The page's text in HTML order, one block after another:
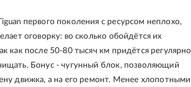
первого поколения с ресурсом неплохо,
оговорку: во сколько обойдётся их
как после 50-80 тысяч км придётся регулярно
Бонус - чугунный блок, позволяющий
движка, а на его ремонт. Менее хлопотными